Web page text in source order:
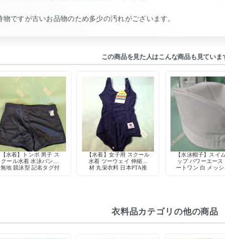
ですが古いお品物のため多少の汚れがございます。
この商品を見た人はこんな商品も見ていま
【水着】トンボ 男子 ス
クール水着 水泳パンツ
無地 競泳型 記名タグ付
【水着】女子用 スクール
水着 ツーウェイ 伸縮素
材 丸栄衣料 日本PTA推
【水泳帽子】スイ
ップ パワーエース
ートワン 白 メッシ
衣料品カテゴリの他の商品